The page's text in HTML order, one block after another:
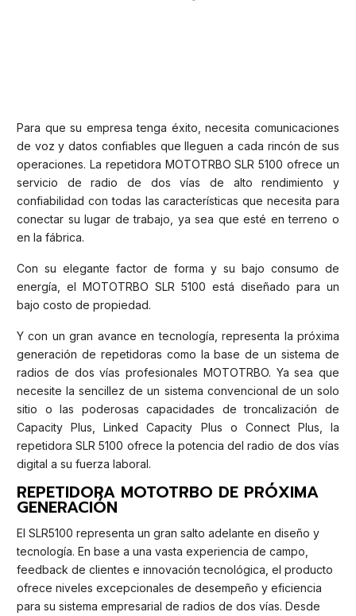
Para que su empresa tenga éxito, necesita comunicaciones
de voz y datos confiables que lleguen a cada rincón de sus
operaciones. La repetidora MOTOTRBO SLR 5100 ofrece un
servicio de radio de dos vías de alto rendimiento y
confiabilidad con todas las características que necesita para
conectar su lugar de trabajo, ya sea que esté en terreno o
en la fábrica.
Con su elegante factor de forma y su bajo consumo de
energía, el MOTOTRBO SLR 5100 está diseñado para un
bajo costo de propiedad.
Y con un gran avance en tecnología, representa la próxima
generación de repetidoras como la base de un sistema de
radios de dos vías profesionales MOTOTRBO. Ya sea que
necesite la sencillez de un sistema convencional de un solo
sitio o las poderosas capacidades de troncalización de
Capacity Plus, Linked Capacity Plus o Connect Plus, la
repetidora SLR 5100 ofrece la potencia del radio de dos vías
digital a su fuerza laboral.
REPETIDORA MOTOTRBO DE PRÓXIMA
GENERACIÓN
El SLR5100 representa un gran salto adelante en diseño y
tecnología. En base a una vasta experiencia de campo,
feedback de clientes e innovación tecnológica, el producto
ofrece niveles excepcionales de desempeño y eficiencia
para su sistema empresarial de radios de dos vías. Desde